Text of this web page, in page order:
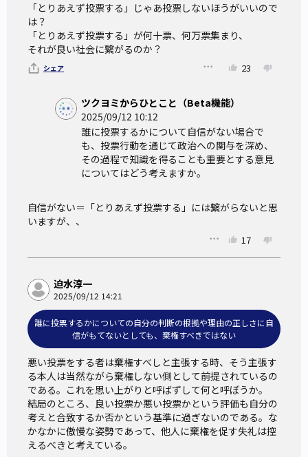
「とりあえず投票する」じゃあ投票しないほうがいいので
は？
「とりあえず投票する」が何十票、何万票集まり、
それが良い社会に繋がるのか？
シェア 23
ツクヨミからひとこと（Beta機能）
2025/09/12 10:12
誰に投票するかについて自信がない場合で
も、投票行動を通じて政治への関与を深め、
その過程で知識を得ることも重要とする意見
についてはどう考えますか。
自信がない＝「とりあえず投票する」には繋がらないと思
いますが、、
17
迫水淳一
2025/09/12 14:21
誰に投票するかについての自分の判断の根拠や理由の正しさに自
信がもてないとしても、棄権すべきではない
悪い投票をする者は棄権すべしと主張する時、そう主張す
る本人は当然ながら棄権しない側として前提されているの
である。これを思い上がりと呼ばずして何と呼ぼうか。
結局のところ、良い投票か悪い投票かという評価も自分の
考えと合致するか否かという基準に過ぎないのである。な
かなかに傲慢な姿勢であって、他人に棄権を促す失礼は控
えるべきと考えている。